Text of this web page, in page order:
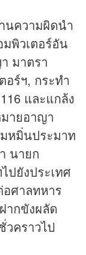
นความผิดนำ
พิวเตอร์อัน
มาตรา
ร์ฯ, กระทำ
และแกล้ง
ายอาญา
หมิ่นประมาท
นายก
ปยังประเทศ
อศาลทหาร
ากขังผลัด
คราวไป